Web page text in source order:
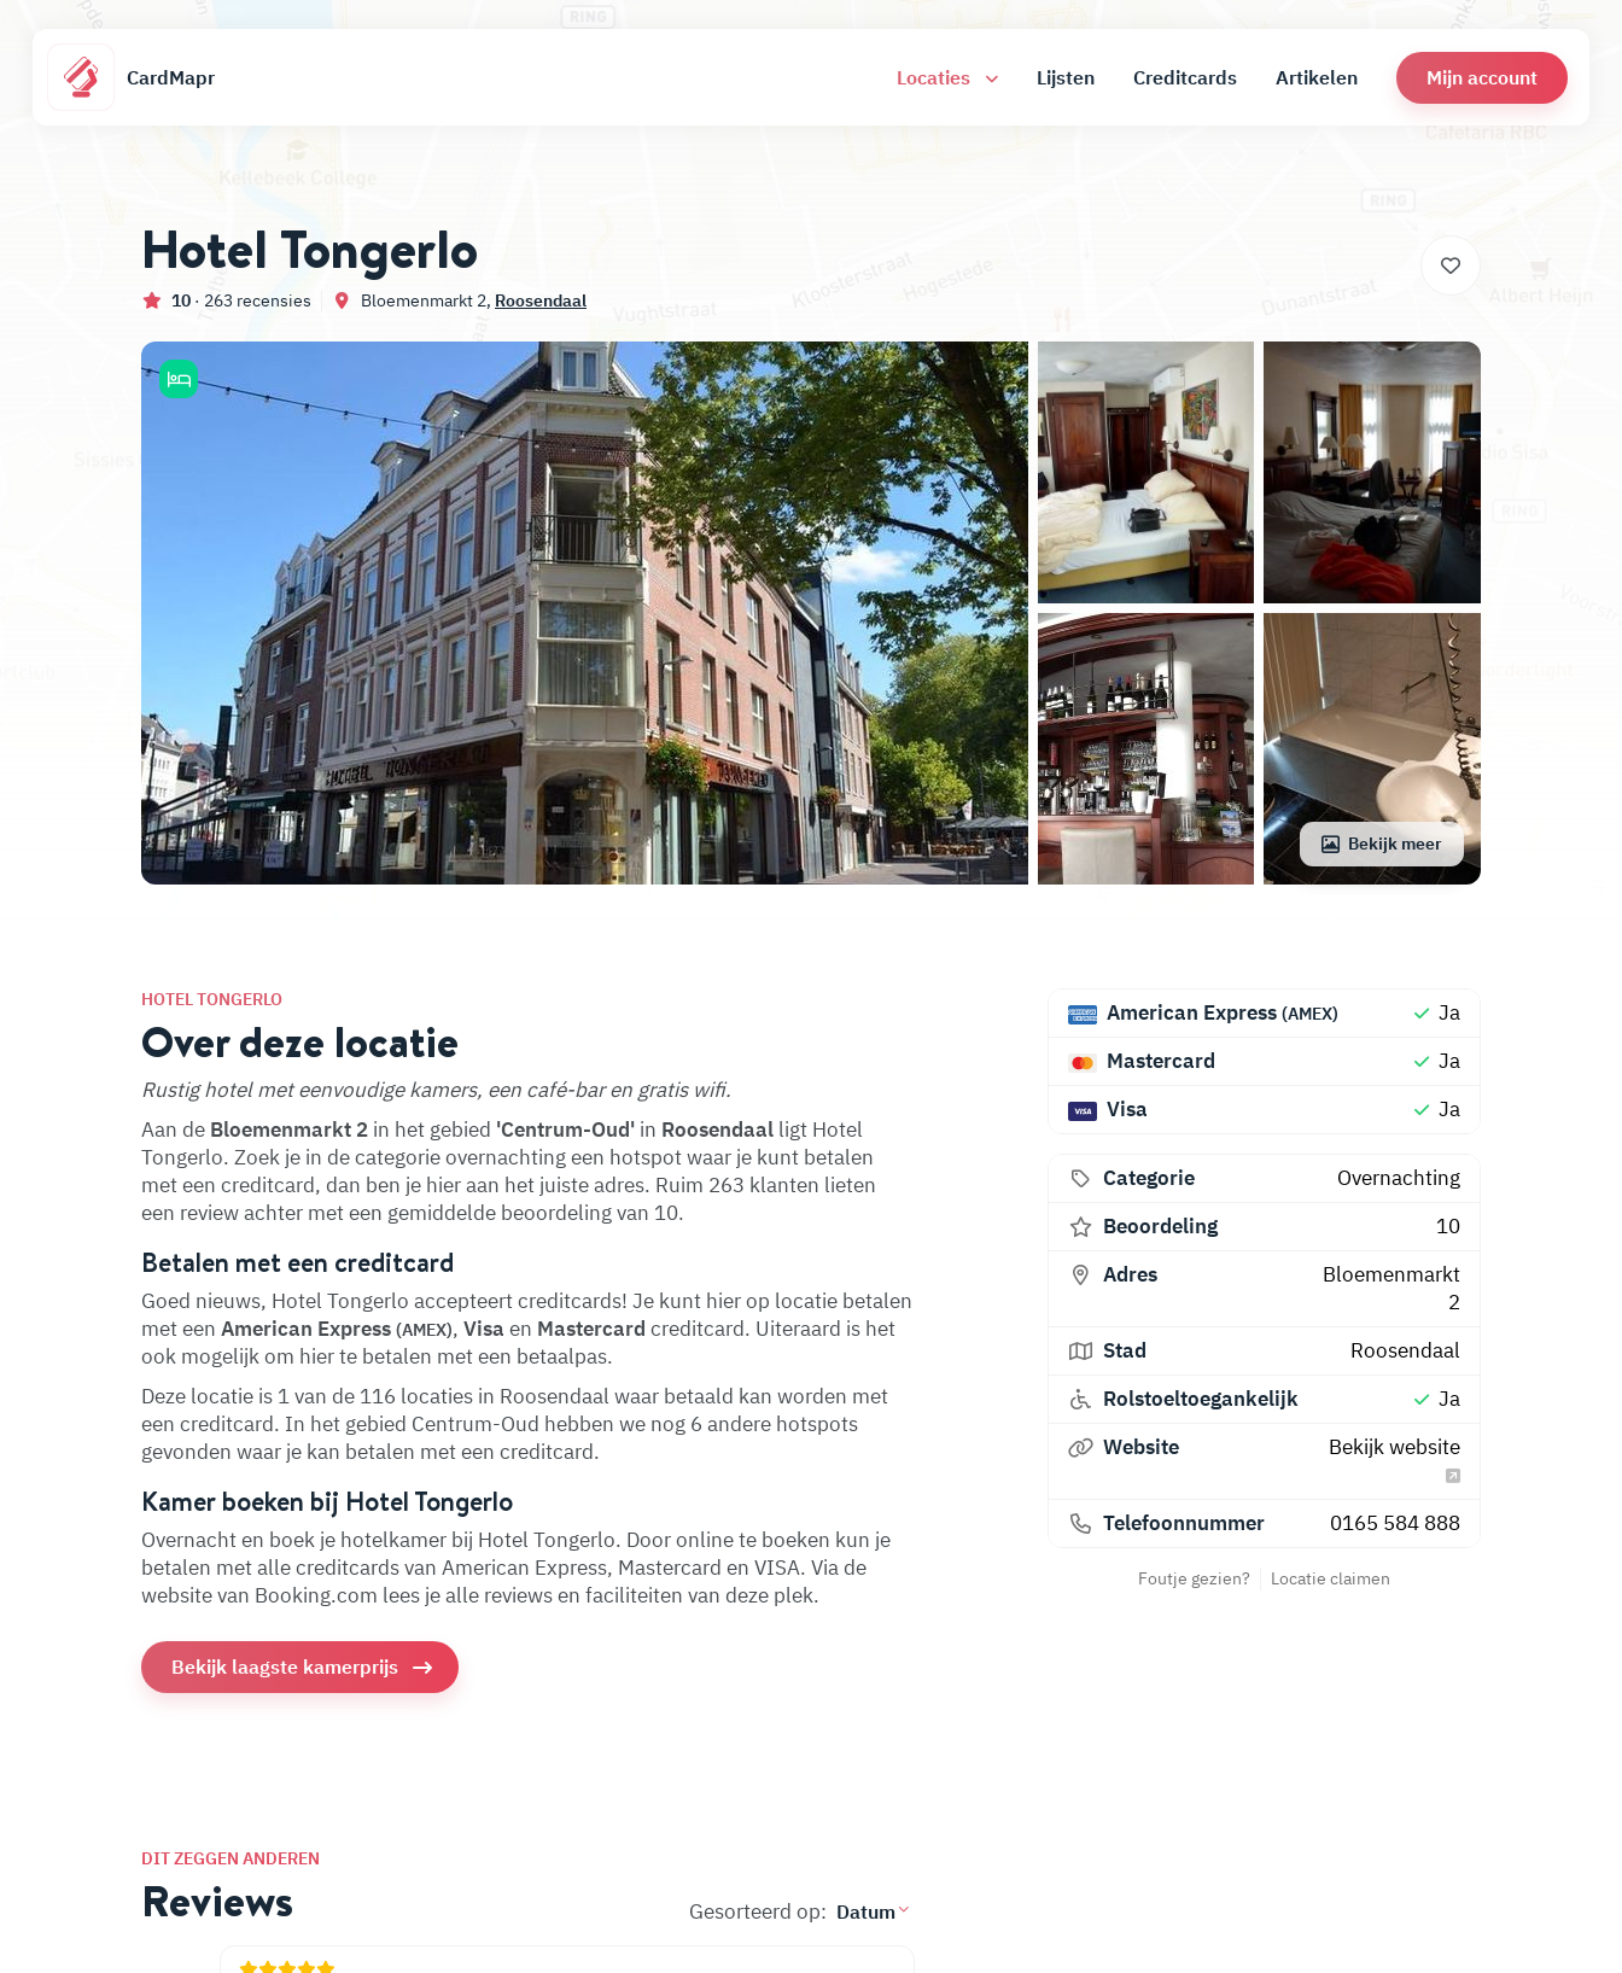
CardMapr Locaties Lijsten Creditcards Artikelen Mijn account
Hotel Tongerlo
10 · 263 recensies Bloemenmarkt 2, Roosendaal
Bekijk meer
HOTEL TONGERLO
Over deze locatie
Rustig hotel met eenvoudige kamers, een café-bar en gratis wifi.
Aan de Bloemenmarkt 2 in het gebied 'Centrum-Oud' in Roosendaal ligt Hotel
Tongerlo. Zoek je in de categorie overnachting een hotspot waar je kunt betalen
met een creditcard, dan ben je hier aan het juiste adres. Ruim 263 klanten lieten
een review achter met een gemiddelde beoordeling van 10.
Betalen met een creditcard
Goed nieuws, Hotel Tongerlo accepteert creditcards! Je kunt hier op locatie betalen
met een American Express (AMEX), Visa en Mastercard creditcard. Uiteraard is het
ook mogelijk om hier te betalen met een betaalpas.
Deze locatie is 1 van de 116 locaties in Roosendaal waar betaald kan worden met
een creditcard. In het gebied Centrum-Oud hebben we nog 6 andere hotspots
gevonden waar je kan betalen met een creditcard.
Kamer boeken bij Hotel Tongerlo
Overnacht en boek je hotelkamer bij Hotel Tongerlo. Door online te boeken kun je
betalen met alle creditcards van American Express, Mastercard en VISA. Via de
website van Booking.com lees je alle reviews en faciliteiten van deze plek.
Bekijk laagste kamerprijs
American Express (AMEX)
Ja
Mastercard
Ja
Visa
Ja
Categorie
Overnachting
Beoordeling
10
Adres
Bloemenmarkt
2
Stad
Roosendaal
Rolstoeltoegankelijk
Ja
Website
Bekijk website
Telefoonnummer 0165 584 888
Foutje gezien? Locatie claimen
DIT ZEGGEN ANDEREN
Reviews Gesorteerd op: